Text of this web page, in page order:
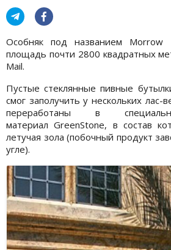
Особняк под названием Morrow
площадь почти 2800 квадратных
Mail.
Пустые стеклянные пивные
смог заполучить у нескольких лас-
переработаны в
материал GreenStone, в состав
летучая зола (побочный продукт
угле).